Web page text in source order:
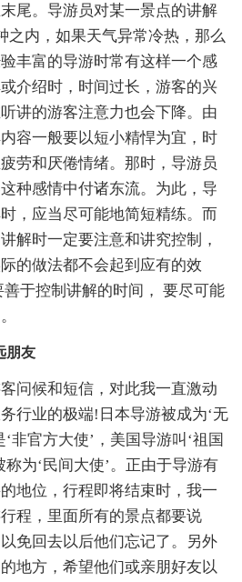
尾。导游员对某一景点的讲解
之内，如果天气异常冷热，那么
丰富的导游时常有这样一个感
介绍时，时间过长，游客的兴
讲的游客注意力也会下降。由
容一般要以短小精悍为宜，时
劳和厌倦情绪。那时，导游员
种感情中付诸东流。为此，导
，应当尽可能地简短精练。而
解时一定要注意和讲究控制，
的做法都不会起到应有的效
于控制讲解的时间， 要尽可能
友
候和短信，对此我一直激动
行业的极端!日本导游被成为‘无
非官方大使’，美国导游叫‘祖国
为‘民间大使’。正由于导游有
地位，行程即将结束时，我一
程，里面所有的景点都要说
免回去以后他们忘记了。另外
地方，希望他们或亲朋好友以